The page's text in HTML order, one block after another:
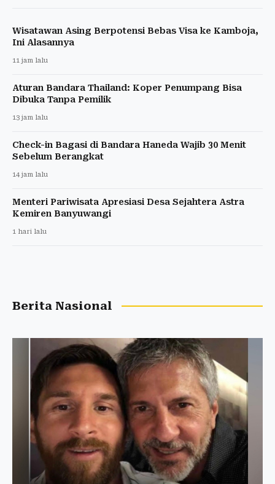
Wisatawan Asing Berpotensi Bebas Visa ke Kamboja,
Ini Alasannya
11 jam lalu
Aturan Bandara Thailand: Koper Penumpang Bisa
Dibuka Tanpa Pemilik
13 jam lalu
Check-in Bagasi di Bandara Haneda Wajib 30 Menit
Sebelum Berangkat
14 jam lalu
Menteri Pariwisata Apresiasi Desa Sejahtera Astra
Kemiren Banyuwangi
1 hari lalu
Berita Nasional